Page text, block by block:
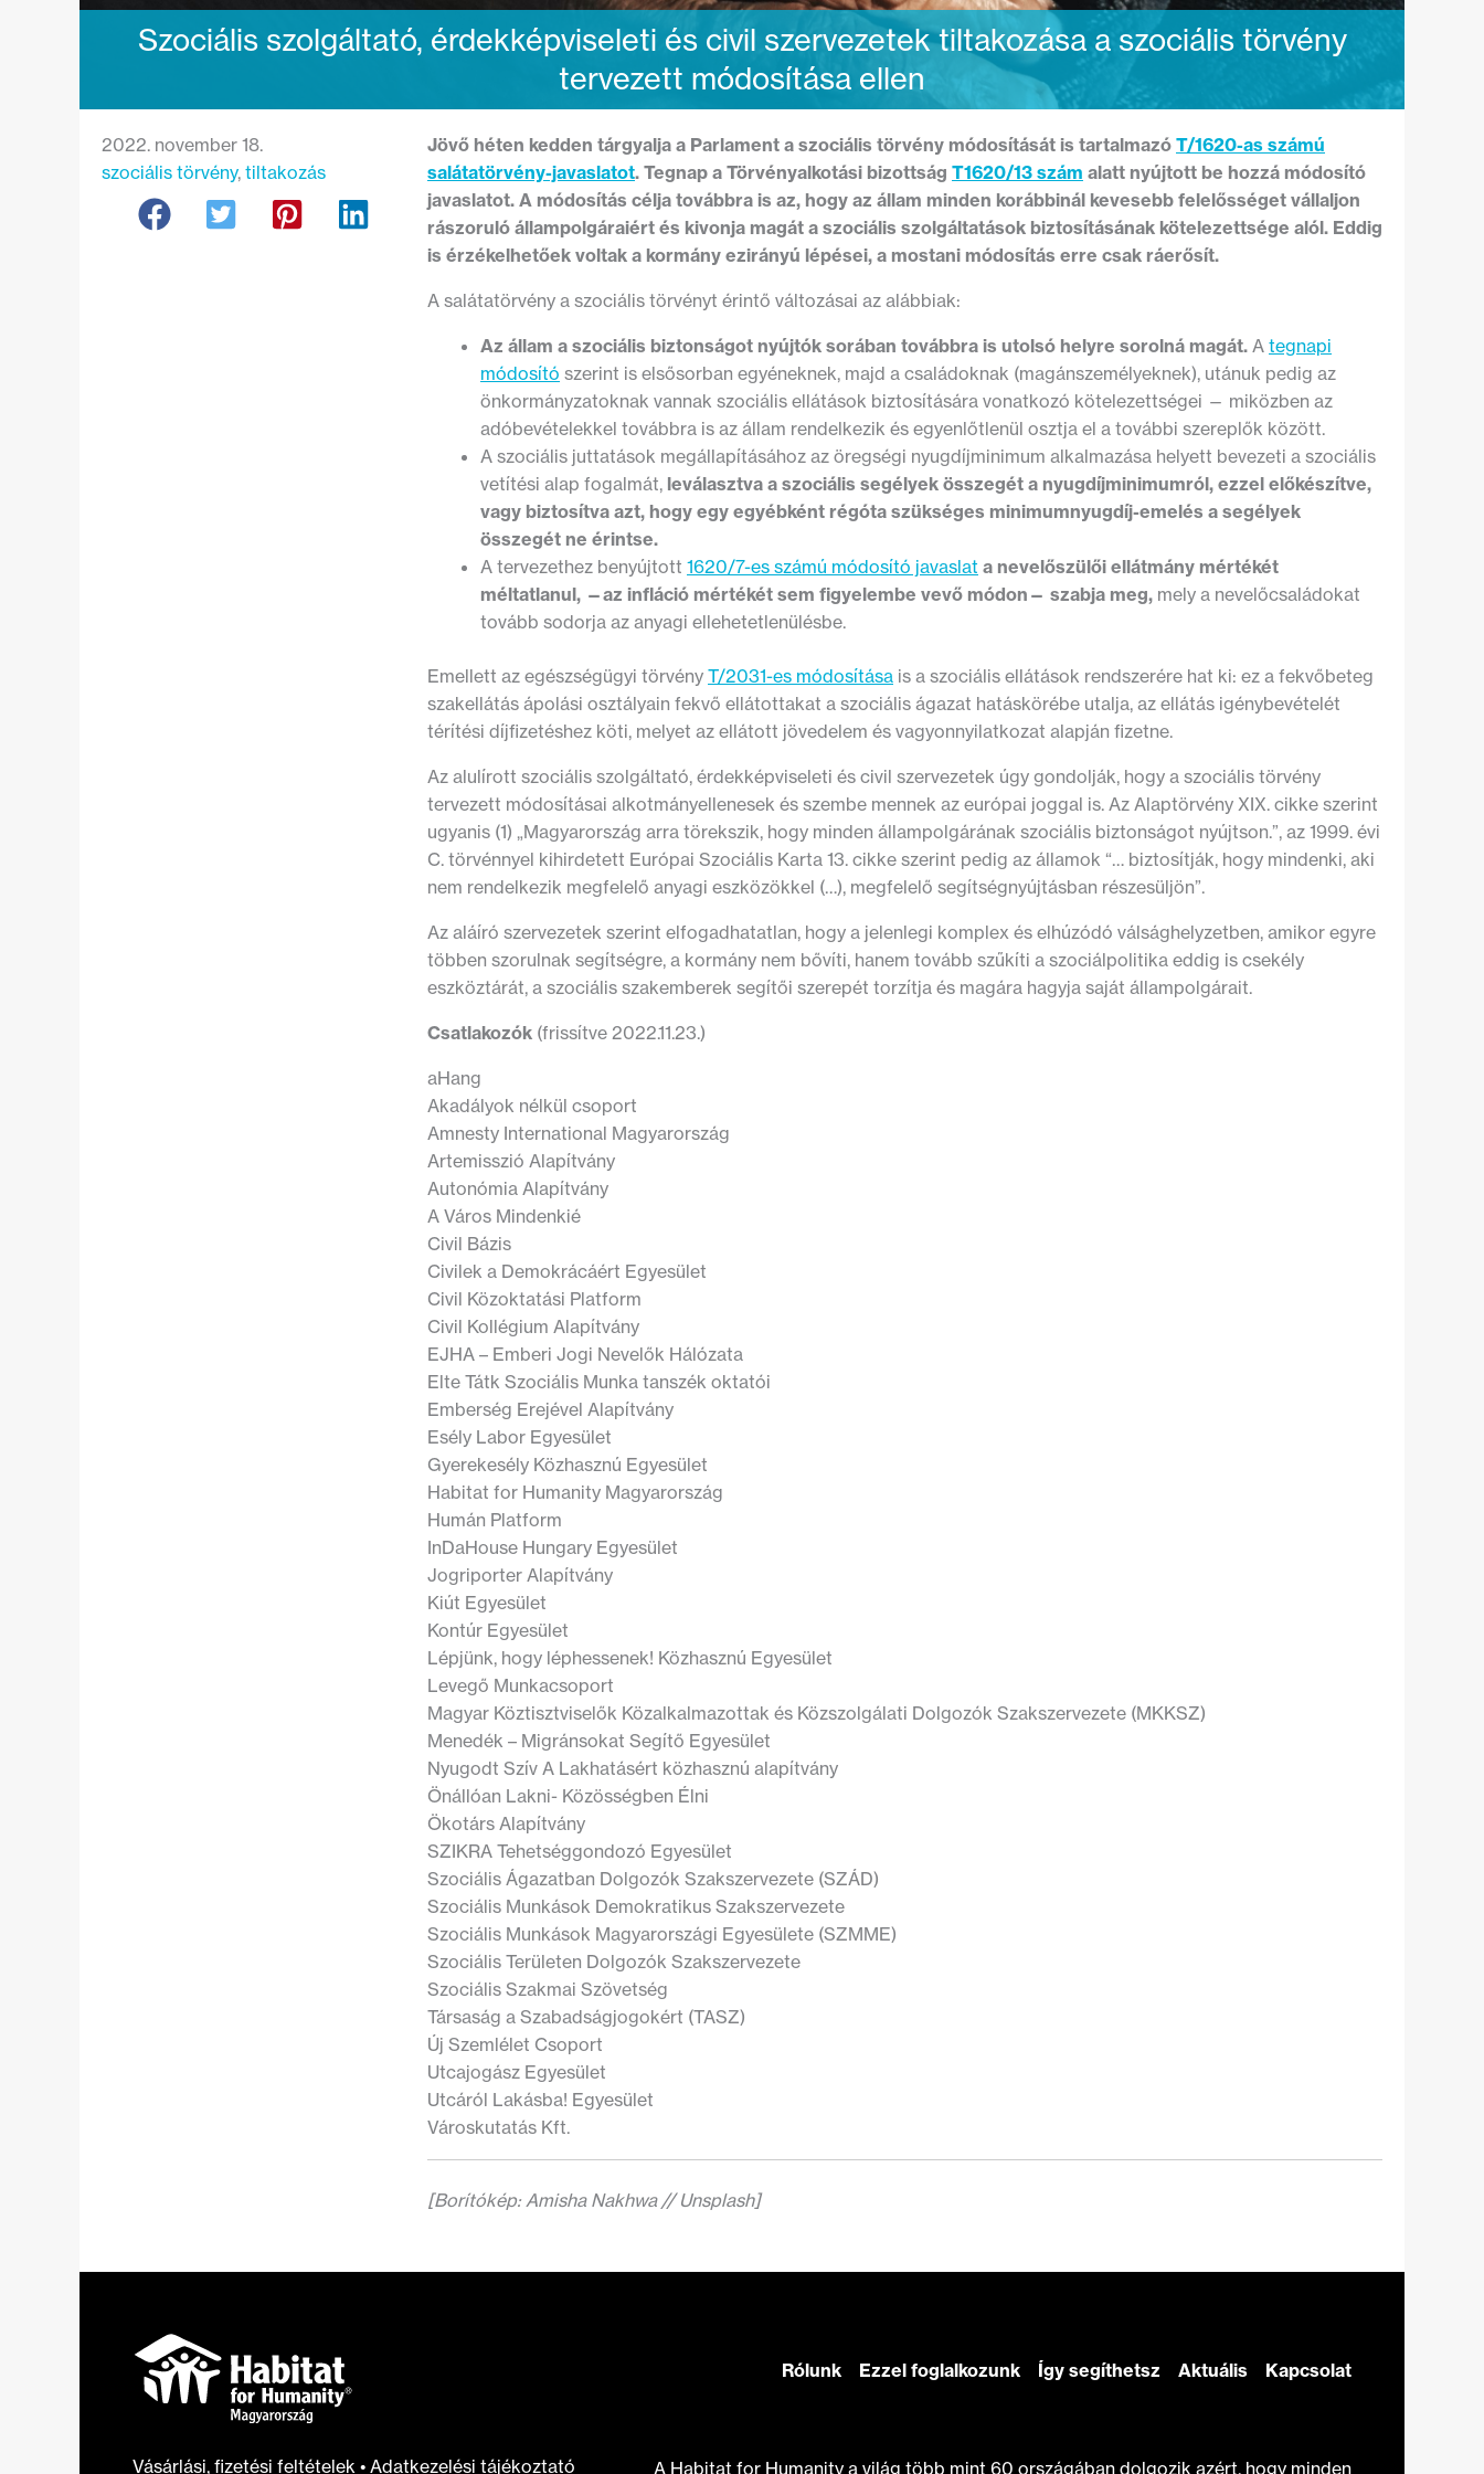
Szociális szolgáltató, érdekképviseleti és civil szervezetek tiltakozása a szociális törvény
tervezett módosítása ellen
2022. november 18.
szociális törvény, tiltakozás
Jövő héten kedden tárgyalja a Parlament a szociális törvény módosítását is tartalmazó T/1620-as számú
salátatörvény-javaslatot. Tegnap a Törvényalkotási bizottság T1620/13 szám alatt nyújtott be hozzá módosító
javaslatot. A módosítás célja továbbra is az, hogy az állam minden korábbinál kevesebb felelősséget vállaljon
rászoruló állampolgáraiért és kivonja magát a szociális szolgáltatások biztosításának kötelezettsége alól. Eddig
is érzékelhetőek voltak a kormány ezirányú lépései, a mostani módosítás erre csak ráerősít.
A salátatörvény a szociális törvényt érintő változásai az alábbiak:
Az állam a szociális biztonságot nyújtók sorában továbbra is utolsó helyre sorolná magát. A tegnapi
módosító szerint is elsősorban egyéneknek, majd a családoknak (magánszemélyeknek), utánuk pedig az
önkormányzatoknak vannak szociális ellátások biztosítására vonatkozó kötelezettségei — miközben az
adóbevételekkel továbbra is az állam rendelkezik és egyenlőtlenül osztja el a további szereplők között.
A szociális juttatások megállapításához az öregségi nyugdíjminimum alkalmazása helyett bevezeti a szociális
vetítési alap fogalmát, leválasztva a szociális segélyek összegét a nyugdíjminimumról, ezzel előkészítve,
vagy biztosítva azt, hogy egy egyébként régóta szükséges minimumnyugdíj-emelés a segélyek
összegét ne érintse.
A tervezethez benyújtott 1620/7-es számú módosító javaslat a nevelőszülői ellátmány mértékét
méltatlanul, —az infláció mértékét sem figyelembe vevő módon— szabja meg, mely a nevelőcsaládokat
tovább sodorja az anyagi ellehetetlenülésbe.
Emellett az egészségügyi törvény T/2031-es módosítása is a szociális ellátások rendszerére hat ki: ez a fekvőbeteg
szakellátás ápolási osztályain fekvő ellátottakat a szociális ágazat hatáskörébe utalja, az ellátás igénybevételét
térítési díjfizetéshez köti, melyet az ellátott jövedelem és vagyonnyilatkozat alapján fizetne.
Az alulírott szociális szolgáltató, érdekképviseleti és civil szervezetek úgy gondolják, hogy a szociális törvény
tervezett módosításai alkotmányellenesek és szembe mennek az európai joggal is. Az Alaptörvény XIX. cikke szerint
ugyanis (1) „Magyarország arra törekszik, hogy minden állampolgárának szociális biztonságot nyújtson.”, az 1999. évi
C. törvénnyel kihirdetett Európai Szociális Karta 13. cikke szerint pedig az államok “… biztosítják, hogy mindenki, aki
nem rendelkezik megfelelő anyagi eszközökkel (…), megfelelő segítségnyújtásban részesüljön”.
Az aláíró szervezetek szerint elfogadhatatlan, hogy a jelenlegi komplex és elhúzódó válsághelyzetben, amikor egyre
többen szorulnak segítségre, a kormány nem bővíti, hanem tovább szűkíti a szociálpolitika eddig is csekély
eszköztárát, a szociális szakemberek segítői szerepét torzítja és magára hagyja saját állampolgárait.
Csatlakozók (frissítve 2022.11.23.)
aHang
Akadályok nélkül csoport
Amnesty International Magyarország
Artemisszió Alapítvány
Autonómia Alapítvány
A Város Mindenkié
Civil Bázis
Civilek a Demokrácáért Egyesület
Civil Közoktatási Platform
Civil Kollégium Alapítvány
EJHA – Emberi Jogi Nevelők Hálózata
Elte Tátk Szociális Munka tanszék oktatói
Emberség Erejével Alapítvány
Esély Labor Egyesület
Gyerekesély Közhasznú Egyesület
Habitat for Humanity Magyarország
Humán Platform
InDaHouse Hungary Egyesület
Jogriporter Alapítvány
Kiút Egyesület
Kontúr Egyesület
Lépjünk, hogy léphessenek! Közhasznú Egyesület
Levegő Munkacsoport
Magyar Köztisztviselők Közalkalmazottak és Közszolgálati Dolgozók Szakszervezete (MKKSZ)
Menedék – Migránsokat Segítő Egyesület
Nyugodt Szív A Lakhatásért közhasznú alapítvány
Önállóan Lakni- Közösségben Élni
Ökotárs Alapítvány
SZIKRA Tehetséggondozó Egyesület
Szociális Ágazatban Dolgozók Szakszervezete (SZÁD)
Szociális Munkások Demokratikus Szakszervezete
Szociális Munkások Magyarországi Egyesülete (SZMME)
Szociális Területen Dolgozók Szakszervezete
Szociális Szakmai Szövetség
Társaság a Szabadságjogokért (TASZ)
Új Szemlélet Csoport
Utcajogász Egyesület
Utcáról Lakásba! Egyesület
Városkutatás Kft.
[Borítókép: Amisha Nakhwa // Unsplash]
Vásárlási, fizetési feltételek • Adatkezelési tájékoztató
Rólunk Ezzel foglalkozunk Így segíthetsz Aktuális Kapcsolat
A Habitat for Humanity a világ több mint 60 országában dolgozik azért, hogy minden